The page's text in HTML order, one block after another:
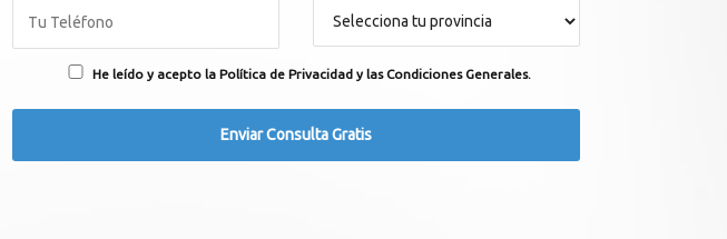
He leído y acepto la Política de Privacidad y las Condiciones Generales.